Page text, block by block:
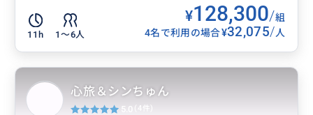
11h 1〜6人
¥128,300/組
4名で利用の場合¥32,075/人
心旅＆シンちゅん
5.0 (4件)